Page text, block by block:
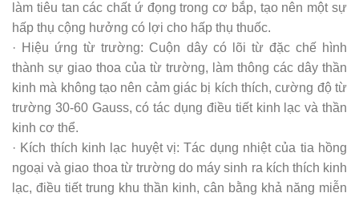
làm tiêu tan các chất ứ đọng trong cơ bắp, tạo nên một sự
hấp thụ cộng hưởng có lợi cho hấp thụ thuốc.
· Hiệu ứng từ trường: Cuộn dây có lõi từ đặc chế hình
thành sự giao thoa của từ trường, làm thông các dây thần
kinh mà không tạo nên cảm giác bị kích thích, cường độ từ
trường 30-60 Gauss, có tác dụng điều tiết kinh lạc và thần
kinh cơ thể.
· Kích thích kinh lạc huyệt vị: Tác dụng nhiệt của tia hồng
ngoại và giao thoa từ trường do máy sinh ra kích thích kinh
lạc, điều tiết trung khu thần kinh, cân bằng khả năng miễn